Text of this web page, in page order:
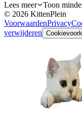
Lees meer
Toon
© 2026 KittenPlein
VoorwaardenPrivacy
verwijderen